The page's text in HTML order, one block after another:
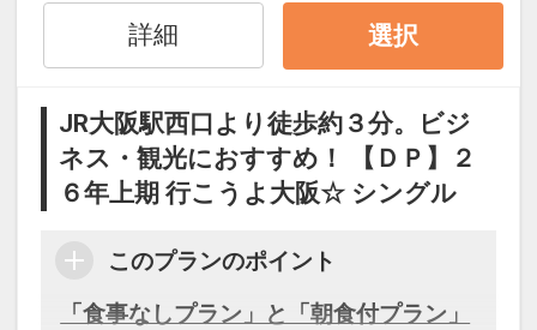
インターネットコース番号：DP-1-
17406634
詳細 選択
JR大阪駅西口より徒歩約３分。ビジ
ネス・観光におすすめ！ 【ＤＰ】２
６年上期 行こうよ大阪☆ シングル
このプランのポイント
「食事なしプラン」と「朝食付プラン」